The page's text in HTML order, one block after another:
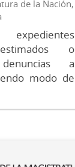
de la Nación,
o
a
modo de